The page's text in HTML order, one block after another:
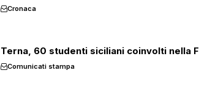
Cronaca
Terna, 60 studenti siciliani coinvolti nella
Comunicati stampa